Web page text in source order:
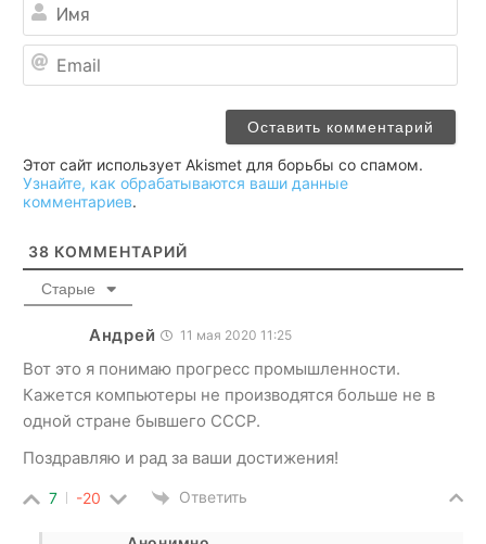
Этот сайт использует Akismet для борьбы со спамом.
Узнайте, как обрабатываются ваши данные
комментариев.
38 КОММЕНТАРИЙ
Старые
Андрей 11 мая 2020 11:25
Вот это я понимаю прогресс промышленности.
Кажется компьютеры не производятся больше не в
одной стране бывшего СССР.
Поздравляю и рад за ваши достижения!
7 -20 Ответить